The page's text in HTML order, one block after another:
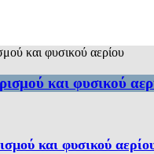
και φυσικού
και φυσικού